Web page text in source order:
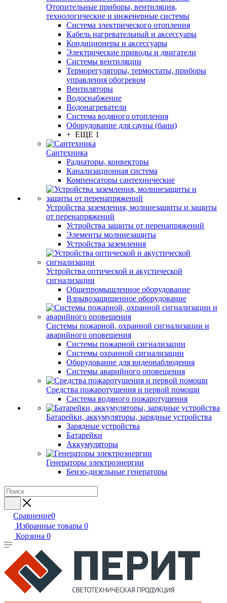
Отопительные приборы, вентиляция,
технологические и инженерные системы
Система электрического отопления
Кабель нагревательный и аксессуары
Кондиционеры и аксессуары
Электрические приводы и двигатели
Системы вентиляции
Терморегуляторы, термостаты, приборы
управления обогревом
Вентиляторы
Водоснабжение
Водонагреватели
Система водяного отопления
Оборудование для сауны (бани)
+ ЕЩЕ 1
Сантехника
Радиаторы, конвекторы
Канализационная система
Компенсаторы сантехнические
Устройства заземления, молниезащиты и защиты
от перенапряжений
Устройства защиты от перенапряжений
Элементы молниезащиты
Устройства заземления
Устройства оптической и акустической
сигнализации
Общепромышленное оборудование
Взрывозащищенное оборудование
Системы пожарной, охранной сигнализации и
аварийного оповещения
Системы пожарной сигнализации
Системы охранной сигнализации
Оборудование для видеонаблюдения
Системы аварийного оповещения
Средства пожаротушения и первой помощи
Система водяного пожаротушения
Батарейки, аккумуляторы, зарядные устройства
Зарядные устройства
Батарейки
Аккумуляторы
Генераторы электроэнергии
Бензо-дизельные генераторы
Сравнение0
Избранные товары 0
Корзина 0